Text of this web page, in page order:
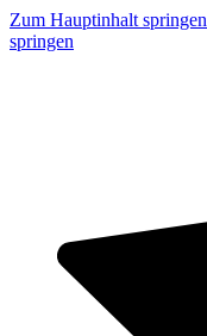
Zum Hauptinhalt springen
springen